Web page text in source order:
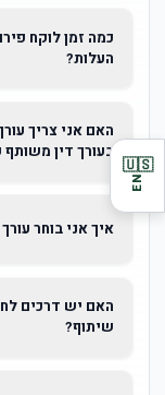
כמה זמן לוקח
העלות?
האם אני צריך
בעורך דין
איך אני בוחר
האם יש דרכים
שיתוף?
🇺🇸
EN